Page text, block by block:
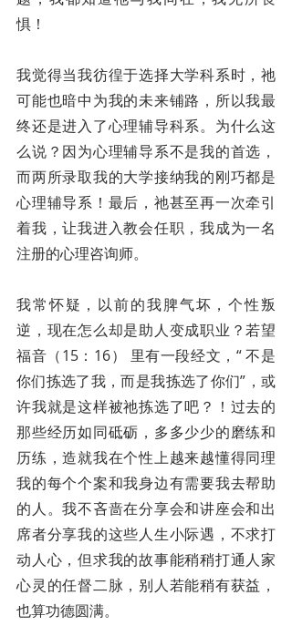
惧！
我觉得当我彷徨于选择大学科系时，祂
可能也暗中为我的未来铺路，所以我最
终还是进入了心理辅导科系。为什么这
么说？因为心理辅导系不是我的首选，
而两所录取我的大学接纳我的刚巧都是
心理辅导系！最后，祂甚至再一次牵引
着我，让我进入教会任职，我成为一名
注册的心理咨询师。
我常怀疑，以前的我脾气坏，个性叛
逆，现在怎么却是助人变成职业？若望
福音（15：16） 里有一段经文，“ 不是
你们拣选了我，而是我拣选了你们”，或
许我就是这样被祂拣选了吧？！过去的
那些经历如同砥砺，多多少少的磨练和
历练，造就我在个性上越来越懂得同理
我的每个个案和我身边有需要我去帮助
的人。我不吝啬在分享会和讲座会和出
席者分享我的这些人生小际遇，不求打
动人心，但求我的故事能稍稍打通人家
心灵的任督二脉，别人若能稍有获益，
也算功德圆满。